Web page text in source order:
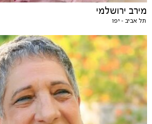
מירב ירושלמי
תל אביב - יפו